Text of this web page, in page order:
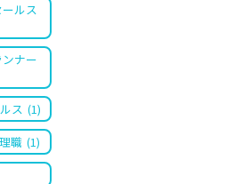
ルス
ナー
ス (1)
職 (1)